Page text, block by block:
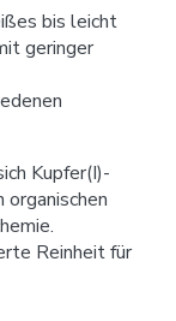
bis leicht
geringer
Kupfer(I)-
Reinheit für